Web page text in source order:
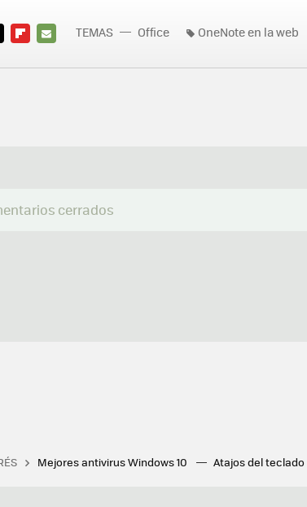
MAIL
TEMAS Office OneNote en la web
cerrados
Mejores antivirus Windows 10 Atajos del teclado